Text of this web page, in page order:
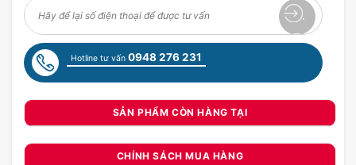
Hotline tư vấn 0948 276 231
SẢN PHẨM CÒN HÀNG TẠI
CHÍNH SÁCH MUA HÀNG